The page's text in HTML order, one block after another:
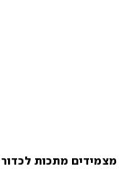
מצמידים מתכות לכדור